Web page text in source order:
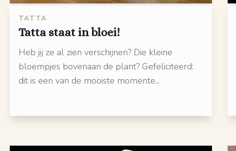
TATTA
Tatta staat in bloei!
Heb jij ze al zien verschijnen? Die kleine
bloempjes bovenaan de plant? Gefeliciteerd:
dit is een van de mooiste momente...